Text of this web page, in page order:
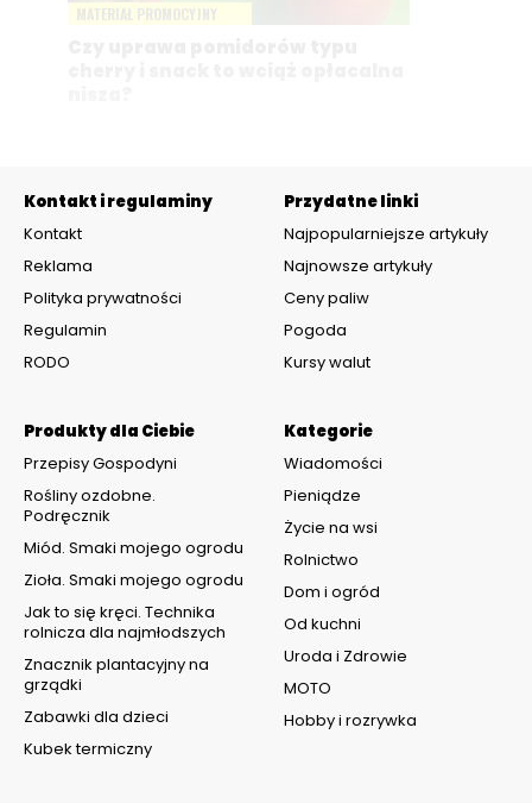
Kontakt i regulaminy
Kontakt
Reklama
Polityka prywatności
Regulamin
RODO
Kategorie
Wiadomości
Pieniądze
Życie na wsi
Rolnictwo
Dom i ogród
Od kuchni
Uroda i Zdrowie
MOTO
Hobby i rozrywka
Produkty dla Ciebie
Przepisy Gospodyni
Rośliny ozdobne.
Podręcznik
Miód. Smaki mojego ogrodu
Zioła. Smaki mojego ogrodu
Jak to się kręci. Technika
rolnicza dla najmłodszych
Znacznik plantacyjny na
grządki
Zabawki dla dzieci
Kubek termiczny
Przydatne linki
Najpopularniejsze artykuły
Najnowsze artykuły
Ceny paliw
Pogoda
Kursy walut